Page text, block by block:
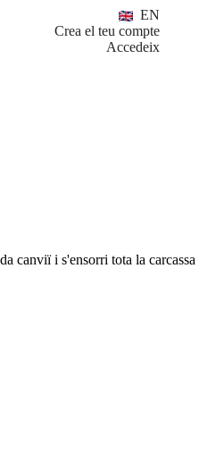
EN
Crea el teu compte
Accedeix
canviï i s'ensorri tota la carcassa